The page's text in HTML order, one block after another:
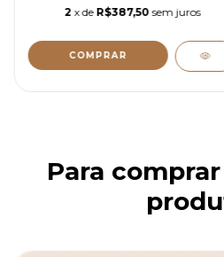
2 x de R$387,50 sem juros
Para